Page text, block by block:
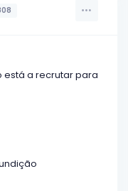
está a recrutar para